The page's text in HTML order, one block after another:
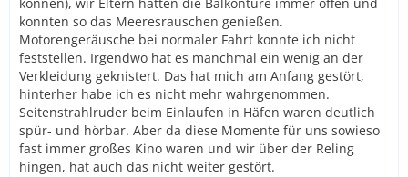
konnten so das Meeresrauschen genießen.
Motorengeräusche bei normaler Fahrt konnte ich nicht
feststellen. Irgendwo hat es manchmal ein wenig an der
Verkleidung geknistert. Das hat mich am Anfang gestört,
hinterher habe ich es nicht mehr wahrgenommen.
Seitenstrahlruder beim Einlaufen in Häfen waren deutlich
spür- und hörbar. Aber da diese Momente für uns sowieso
fast immer großes Kino waren und wir über der Reling
hingen, hat auch das nicht weiter gestört.